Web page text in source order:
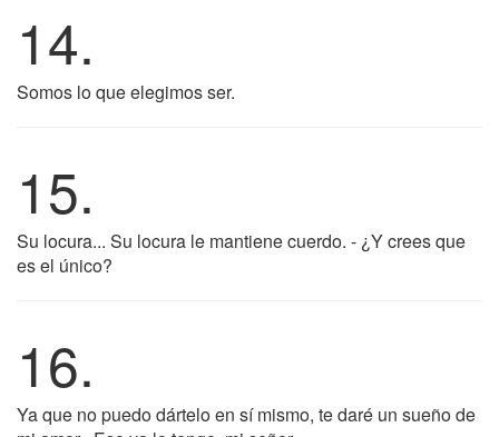
14.
Somos lo que elegimos ser.
15.
Su locura... Su locura le mantiene cuerdo. - ¿Y crees que
es el único?
16.
Ya que no puedo dártelo en sí mismo, te daré un sueño de